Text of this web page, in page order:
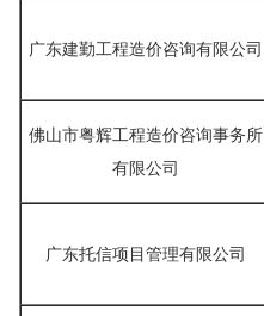
广东建勤工程造价咨询有限公司
佛山市粤辉工程造价咨询事务所
有限公司
广东托信项目管理有限公司